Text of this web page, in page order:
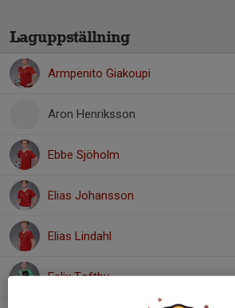
Laguppställning
Armpenito Giakoupi
Aron Henriksson
Ebbe Sjöholm
Elias Johansson
Elias Lindahl
Felix Toftby